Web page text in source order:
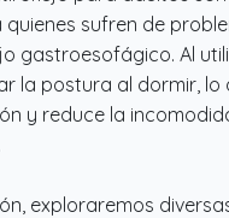
sufren de
gastroesofágico. Al
la postura al dormir, lo
y reduce la
exploraremos